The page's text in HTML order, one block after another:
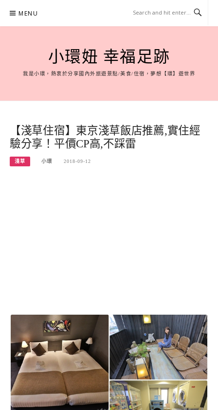
content
MENU
小環妞 幸福足跡
我是小環，熱衷於分享國內外旅遊景點/美食/住宿，夢想【環】遊世界
【淺草住宿】東京淺草飯店推薦,實住經
驗分享！平價CP高,不踩雷
淺草 小環 2018-09-12